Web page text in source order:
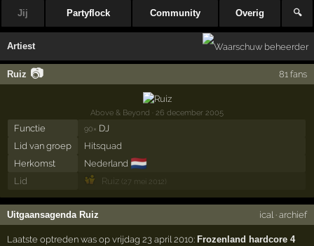
Jij Partyflock Community Overig 🔍
Artiest
Ruiz 📷 81 fans
Above & Beyond · 26 december 2005
Functie 90× DJ
Lid van groep
Hitsquad
Herkomst
Nederland 🇳🇱
Lid Ruiz (27 mei 2012)
Uitgaansagenda Ruiz ical· archief
Laatste optreden was op vrijdag 23 april 2010:Frozenland hardcore 4